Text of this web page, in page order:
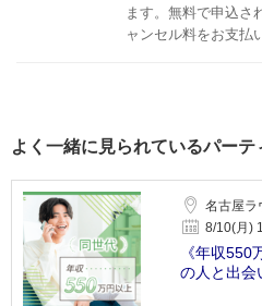
ます。無料で申込さ
ャンセル料をお支払
よく一緒に見られているパーテ
名古屋ラ
8/10(月)
《年収
の人と出会